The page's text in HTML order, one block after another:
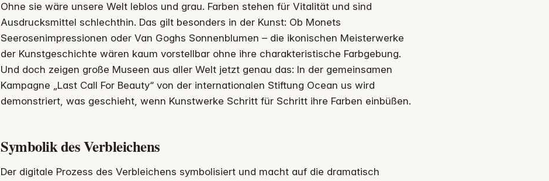
Ohne sie wäre unsere Welt leblos und grau. Farben stehen für Vitalität und sind
Ausdrucksmittel schlechthin. Das gilt besonders in der Kunst: Ob Monets
Seerosenimpressionen oder Van Goghs Sonnenblumen – die ikonischen Meisterwerke
der Kunstgeschichte wären kaum vorstellbar ohne ihre charakteristische Farbgebung.
Und doch zeigen große Museen aus aller Welt jetzt genau das: In der gemeinsamen
Kampagne „Last Call For Beauty“ von der internationalen Stiftung Ocean us wird
demonstriert, was geschieht, wenn Kunstwerke Schritt für Schritt ihre Farben einbüßen.
Symbolik des Verbleichens
Der digitale Prozess des Verbleichens symbolisiert und macht auf die dramatisch